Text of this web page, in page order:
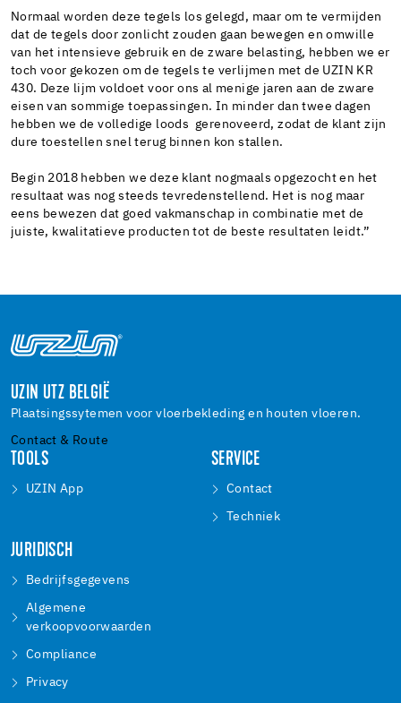
Normaal worden deze tegels los gelegd, maar om te vermijden
dat de tegels door zonlicht zouden gaan bewegen en omwille
van het intensieve gebruik en de zware belasting, hebben we er
toch voor gekozen om de tegels te verlijmen met de UZIN KR
430. Deze lijm voldoet voor ons al menige jaren aan de zware
eisen van sommige toepassingen. In minder dan twee dagen
hebben we de volledige loods gerenoveerd, zodat de klant zijn
dure toestellen snel terug binnen kon stallen.
Begin 2018 hebben we deze klant nogmaals opgezocht en het
resultaat was nog steeds tevredenstellend. Het is nog maar
eens bewezen dat goed vakmanschap in combinatie met de
juiste, kwalitatieve producten tot de beste resultaten leidt.”
UZIN UTZ BELGIË
Plaatsingssytemen voor vloerbekleding en houten vloeren.
Contact & Route
TOOLS
UZIN App
SERVICE
Contact
Techniek
JURIDISCH
Bedrijfsgegevens
Algemene
verkoopvoorwaarden
Compliance
Privacy